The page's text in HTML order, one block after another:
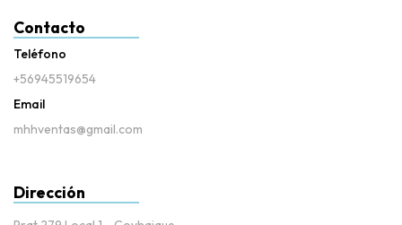
Contacto
Teléfono
+56945519654
Email
mhhventas@gmail.com
Dirección